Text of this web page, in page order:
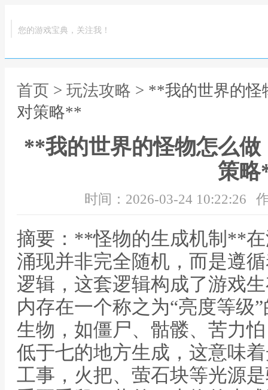
您的游戏宝典，关注我！
首页 > 玩法攻略 > **我的世界的怪
对策略**
**我的世界的怪物怎么
策
时间：2026-03-24 10:22:26
摘要：**怪物的生成机制**
涌现并非完全随机，而是遵
逻辑，这套逻辑构成了游戏
内存在一个称之为“亮度等级
生物，如僵尸、骷髅、苦力
低于七的地方生成，这意味
工事，火把、萤石块等光源